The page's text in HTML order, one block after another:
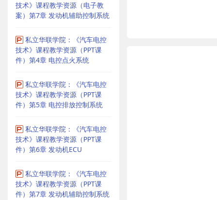
技术》课程教学资源（电子教
案）第7章 发动机辅助控制系统
私立华联学院：《汽车电控
技术》课程教学资源（PPT课
件）第4章 电控点火系统
私立华联学院：《汽车电控
技术》课程教学资源（PPT课
件）第5章 电控排放控制系统
私立华联学院：《汽车电控
技术》课程教学资源（PPT课
件）第6章 发动机ECU
私立华联学院：《汽车电控
技术》课程教学资源（PPT课
件）第7章 发动机辅助控制系统